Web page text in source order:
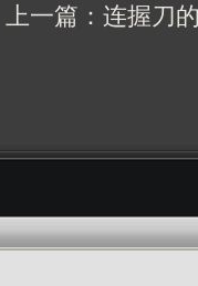
上一篇： 连握刀